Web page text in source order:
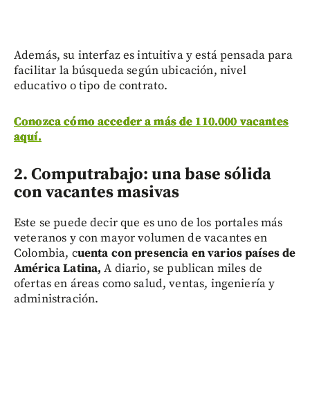
Además, su interfaz es intuitiva y está pensada para
facilitar la búsqueda según ubicación, nivel
educativo o tipo de contrato.
Conozca cómo acceder a más de 110.000 vacantes
aquí.
2. Computrabajo: una base sólida
con vacantes masivas
Este se puede decir que es uno de los portales más
veteranos y con mayor volumen de vacantes en
Colombia, cuenta con presencia en varios países de
América Latina, A diario, se publican miles de
ofertas en áreas como salud, ventas, ingeniería y
administración.